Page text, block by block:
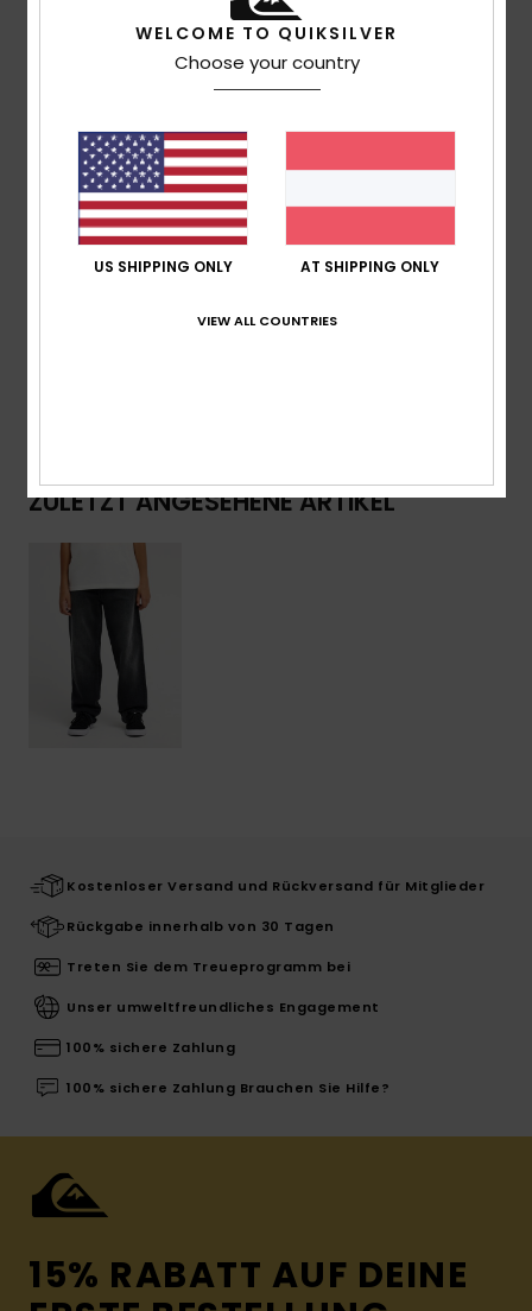
Baggy Fit
Elastischer Bund Mit Kordelzug
Kordelzug hinten mittig am Bund mit Riegelstich
Kontrast-Stickerei mit Quiksilver-Schriftzug auf der
linken Tasche
Logo-Label an der linken Vordertasche
Logo-Label an der rechten Gesäßtasche
recycelte Baumwolle, 1 % Elastan
ZULETZT ANGESEHENE ARTIKEL
Kostenloser Versand und Rückversand für Mitglieder
Rückgabe innerhalb von 30 Tagen
Treten Sie dem Treueprogramm bei
Unser umweltfreundliches Engagement
100% sichere Zahlung
100% sichere Zahlung Brauchen Sie Hilfe?
15% RABATT AUF DEINE
WELCOME TO QUIKSILVER
Choose your country
US SHIPPING ONLY AT SHIPPING ONLY
VIEW ALL COUNTRIES